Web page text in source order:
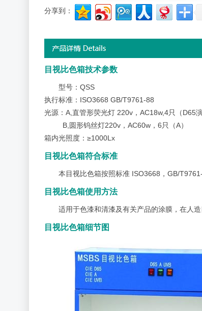
分享到：
目视比色箱技术参数
型号：QSS
执行标准：ISO3668 GB/T9761-88
光源：A,直管形荧光灯 220v，AC18w,4只（D65
B,圆形钨丝灯220v，AC60w，6只（A）
箱内光照度：≥1000Lx
目视比色箱符合标准
本目视比色箱按照标准 ISO3668，GB/
目视比色箱使用方法
适用于色漆和清漆及有关产品的涂膜，在人
目视比色箱细节图